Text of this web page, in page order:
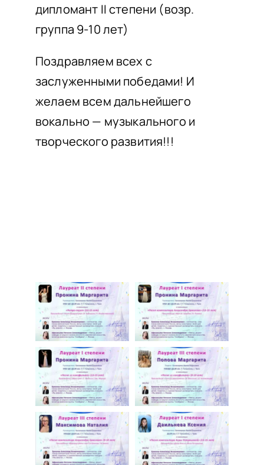
дипломант II степени (возр.
группа 9-10 лет)
Поздравляем всех с
заслуженными победами! И
желаем всем дальнейшего
вокально — музыкального и
творческого развития!!!